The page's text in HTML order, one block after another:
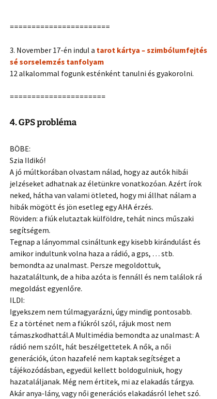
=======================
3. November 17-én indul a tarot kártya – szimbólumfejtés
sé sorselemzés tanfolyam
12 alkalommal fogunk esténként tanulni és gyakorolni.
======================
4. GPS probléma
BÖBE:
Szia Ildikó!
A jó múltkorában olvastam nálad, hogy az autók hibái
jelzéseket adhatnak az életünkre vonatkozóan. Azért írok
neked, hátha van valami ötleted, hogy mi állhat nálam a
hibák mögött és jön esetleg egy AHA érzés.
Röviden: a fiúk elutaztak külföldre, tehát nincs műszaki
segítségem.
Tegnap a lányommal csináltunk egy kisebb kirándulást és
amikor indultunk volna haza a rádió, a gps, … stb.
bemondta az unalmast. Persze megoldottuk,
hazataláltunk, de a hiba azóta is fennáll és nem találok rá
megoldást egyenlőre.
ILDI:
Igyekszem nem túlmagyarázni, úgy mindig pontosabb.
Ez a történet nem a fiúkról szól, rájuk most nem
támaszkodhattál.A Multimédia bemondta az unalmast: A
rádió nem szólt, hát beszélgettetek. A nők, a női
generációk, úton hazafelé nem kaptak segítséget a
tájékozódásban, egyedül kellett boldogulniuk, hogy
hazataláljanak. Még nem értitek, mi az elakadás tárgya.
Akár anya-lány, vagy női generációs elakadásról lehet szó.